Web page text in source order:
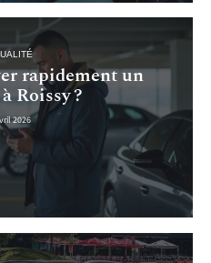
rapidement un
Roissy ?
2026